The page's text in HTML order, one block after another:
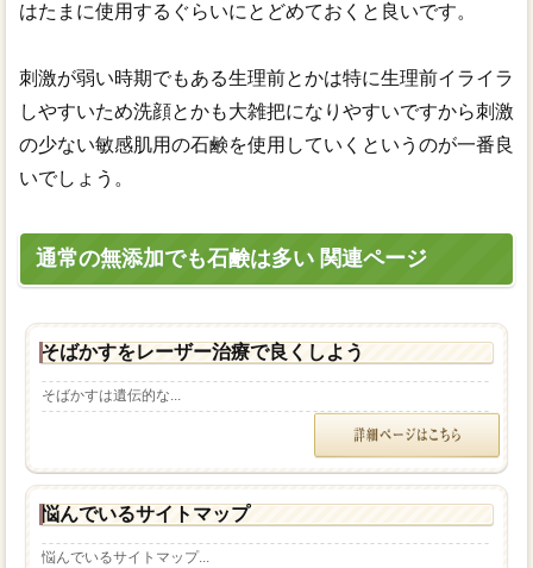
はたまに使用するぐらいにとどめておくと良いです。
刺激が弱い時期でもある生理前とかは特に生理前イライラ
しやすいため洗顔とかも大雑把になりやすいですから刺激
の少ない敏感肌用の石鹸を使用していくというのが一番良
いでしょう。
通常の無添加でも石鹸は多い 関連ページ
そばかすをレーザー治療で良くしよう
そばかすは遺伝的な...
悩んでいるサイトマップ
悩んでいるサイトマップ...